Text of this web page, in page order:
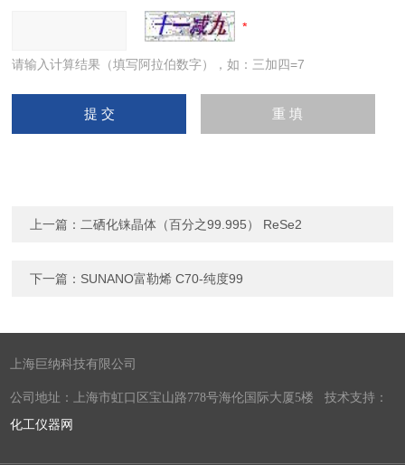
请输入计算结果（填写阿拉伯数字），如：三加四=7
上一篇： 二硒化铼晶体（百分之99.995） ReSe2
下一篇： SUNANO富勒烯 C70-纯度99
上海巨纳科技有限公司
公司地址：上海市虹口区宝山路778号海伦国际大厦5楼 技术支持：
化工仪器网